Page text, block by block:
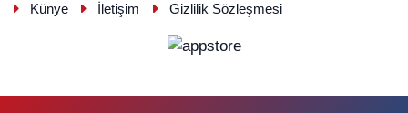
Künye İletişim Gizlilik Sözleşmesi